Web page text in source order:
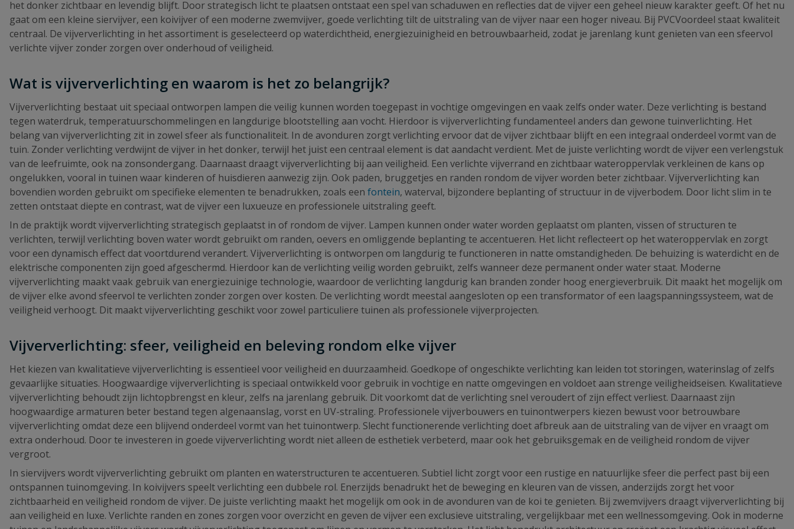
het donker zichtbaar en levendig blijft. Door strategisch licht te plaatsen ontstaat een spel van schaduwen en reflecties dat de vijver een geheel nieuw karakter geeft. Of het nu
gaat om een kleine siervijver, een koivijver of een moderne zwemvijver, goede verlichting tilt de uitstraling van de vijver naar een hoger niveau. Bij PVCVoordeel staat kwaliteit
centraal. De vijververlichting in het assortiment is geselecteerd op waterdichtheid, energiezuinigheid en betrouwbaarheid, zodat je jarenlang kunt genieten van een sfeervol
verlichte vijver zonder zorgen over onderhoud of veiligheid.
Wat is vijververlichting en waarom is het zo belangrijk?
Vijververlichting bestaat uit speciaal ontworpen lampen die veilig kunnen worden toegepast in vochtige omgevingen en vaak zelfs onder water. Deze verlichting is bestand
tegen waterdruk, temperatuurschommelingen en langdurige blootstelling aan vocht. Hierdoor is vijververlichting fundamenteel anders dan gewone tuinverlichting. Het
belang van vijververlichting zit in zowel sfeer als functionaliteit. In de avonduren zorgt verlichting ervoor dat de vijver zichtbaar blijft en een integraal onderdeel vormt van de
tuin. Zonder verlichting verdwijnt de vijver in het donker, terwijl het juist een centraal element is dat aandacht verdient. Met de juiste verlichting wordt de vijver een verlengstuk
van de leefruimte, ook na zonsondergang. Daarnaast draagt vijververlichting bij aan veiligheid. Een verlichte vijverrand en zichtbaar wateroppervlak verkleinen de kans op
ongelukken, vooral in tuinen waar kinderen of huisdieren aanwezig zijn. Ook paden, bruggetjes en randen rondom de vijver worden beter zichtbaar. Vijververlichting kan
bovendien worden gebruikt om specifieke elementen te benadrukken, zoals een fontein, waterval, bijzondere beplanting of structuur in de vijverbodem. Door licht slim in te
zetten ontstaat diepte en contrast, wat de vijver een luxueuze en professionele uitstraling geeft.
In de praktijk wordt vijververlichting strategisch geplaatst in of rondom de vijver. Lampen kunnen onder water worden geplaatst om planten, vissen of structuren te
verlichten, terwijl verlichting boven water wordt gebruikt om randen, oevers en omliggende beplanting te accentueren. Het licht reflecteert op het wateroppervlak en zorgt
voor een dynamisch effect dat voortdurend verandert. Vijververlichting is ontworpen om langdurig te functioneren in natte omstandigheden. De behuizing is waterdicht en de
elektrische componenten zijn goed afgeschermd. Hierdoor kan de verlichting veilig worden gebruikt, zelfs wanneer deze permanent onder water staat. Moderne
vijververlichting maakt vaak gebruik van energiezuinige technologie, waardoor de verlichting langdurig kan branden zonder hoog energieverbruik. Dit maakt het mogelijk om
de vijver elke avond sfeervol te verlichten zonder zorgen over kosten. De verlichting wordt meestal aangesloten op een transformator of een laagspanningssysteem, wat de
veiligheid verhoogt. Dit maakt vijververlichting geschikt voor zowel particuliere tuinen als professionele vijverprojecten.
Vijververlichting: sfeer, veiligheid en beleving rondom elke vijver
Het kiezen van kwalitatieve vijververlichting is essentieel voor veiligheid en duurzaamheid. Goedkope of ongeschikte verlichting kan leiden tot storingen, waterinslag of zelfs
gevaarlijke situaties. Hoogwaardige vijververlichting is speciaal ontwikkeld voor gebruik in vochtige en natte omgevingen en voldoet aan strenge veiligheidseisen. Kwalitatieve
vijververlichting behoudt zijn lichtopbrengst en kleur, zelfs na jarenlang gebruik. Dit voorkomt dat de verlichting snel veroudert of zijn effect verliest. Daarnaast zijn
hoogwaardige armaturen beter bestand tegen algenaanslag, vorst en UV-straling. Professionele vijverbouwers en tuinontwerpers kiezen bewust voor betrouwbare
vijververlichting omdat deze een blijvend onderdeel vormt van het tuinontwerp. Slecht functionerende verlichting doet afbreuk aan de uitstraling van de vijver en vraagt om
extra onderhoud. Door te investeren in goede vijververlichting wordt niet alleen de esthetiek verbeterd, maar ook het gebruiksgemak en de veiligheid rondom de vijver
vergroot.
In siervijvers wordt vijververlichting gebruikt om planten en waterstructuren te accentueren. Subtiel licht zorgt voor een rustige en natuurlijke sfeer die perfect past bij een
ontspannen tuinomgeving. In koivijvers speelt verlichting een dubbele rol. Enerzijds benadrukt het de beweging en kleuren van de vissen, anderzijds zorgt het voor
zichtbaarheid en veiligheid rondom de vijver. De juiste verlichting maakt het mogelijk om ook in de avonduren van de koi te genieten. Bij zwemvijvers draagt vijververlichting bij
aan veiligheid en luxe. Verlichte randen en zones zorgen voor overzicht en geven de vijver een exclusieve uitstraling, vergelijkbaar met een wellnessomgeving. Ook in moderne